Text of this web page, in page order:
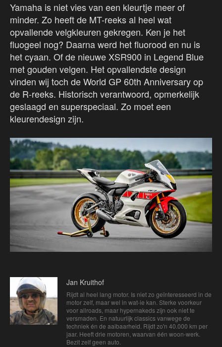
Yamaha is niet vies van een kleurtje meer of
minder. Zo heeft de MT-reeks al heel wat
opvallende velgkleuren gekregen. Ken je het
fluogeel nog? Daarna werd het fluorood en nu is
het cyaan. Of de nieuwe XSR900 in Legend Blue
met gouden velgen. Het opvallendste design
vinden wij toch de World GP 60th Anniversary op
de R-reeks. Historisch verantwoord, opmerkelijk
geslaagd en superspeciaal. Zo moet een
kleurendesign zijn.
Jan Kruithof
Rijdt al heel lang motor. Is niet zo geïnteresseerd in de
motor zelf, maar wel in wat-ie kan. Sterke voorkeur
voor allroads, maar hypernakeds zijn ook niet te
versmaden. En natuurlijk classics vanwege de
techniek én de aaibaarheid. Rijdt zo'n 40.000 km per
jaar. Heeft drie motoren, waarvan één woon-werk.
Bezit zelf geen auto.